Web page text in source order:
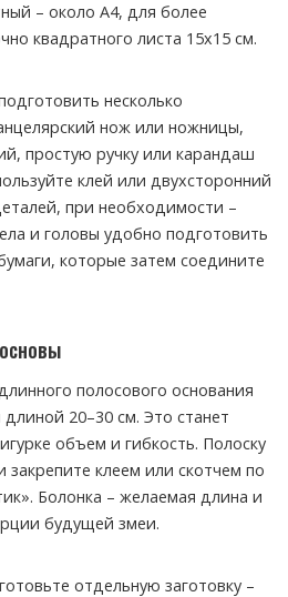
– около А4, для более
квадратного листа 15х15 см.
несколько
нож или ножницы,
простую ручку или карандаш
клей или двухсторонний
при необходимости –
и головы удобно подготовить
которые затем соедините
полосового основания
20–30 см. Это станет
объем и гибкость. Полоску
закрепите клеем или скотчем по
Болонка – желаемая длина и
будущей змеи.
отдельную заготовку –